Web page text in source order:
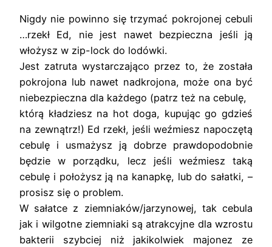
Nigdy nie powinno się trzymać pokrojonej cebuli
…rzekł Ed, nie jest nawet bezpieczna jeśli ją
włożysz w zip-lock do lodówki.
Jest zatruta wystarczająco przez to, że została
pokrojona lub nawet nadkrojona, może ona być
niebezpieczna dla każdego (patrz też na cebulę,
którą kładziesz na hot doga, kupując go gdzieś
na zewnątrz!) Ed rzekł, jeśli weźmiesz napoczętą
cebulę i usmażysz ją dobrze prawdopodobnie
będzie w porządku, lecz jeśli weźmiesz taką
cebulę i położysz ją na kanapkę, lub do sałatki, –
prosisz się o problem.
W sałatce z ziemniaków/jarzynowej, tak cebula
jak i wilgotne ziemniaki są atrakcyjne dla wzrostu
bakterii szybciej niż jakikolwiek majonez ze